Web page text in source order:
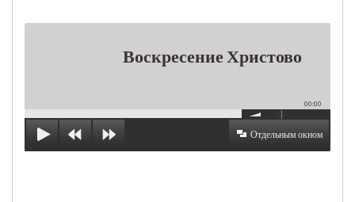
Воскресение Христово
00:00
Отдельным окном